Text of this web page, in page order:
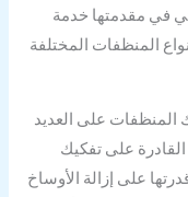
في مقدمتها خدمة
المنظفات المختلفة
المنظفات على العديد
القادرة على تفكيك
على إزالة الأوساخ